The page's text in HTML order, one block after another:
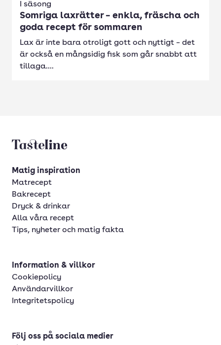
I säsong
Somriga laxrätter – enkla, fräscha och
goda recept för sommaren
Lax är inte bara otroligt gott och nyttigt – det
är också en mångsidig fisk som går snabbt att
tillaga....
Tasteline startsida
Matig inspiration
Matrecept
Bakrecept
Dryck & drinkar
Alla våra recept
Tips, nyheter och matig fakta
Information & villkor
Cookiepolicy
Användarvillkor
Integritetspolicy
Följ oss på sociala medier